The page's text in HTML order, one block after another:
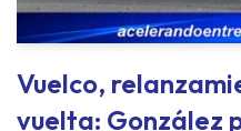
Vuelco,
vuelta: González